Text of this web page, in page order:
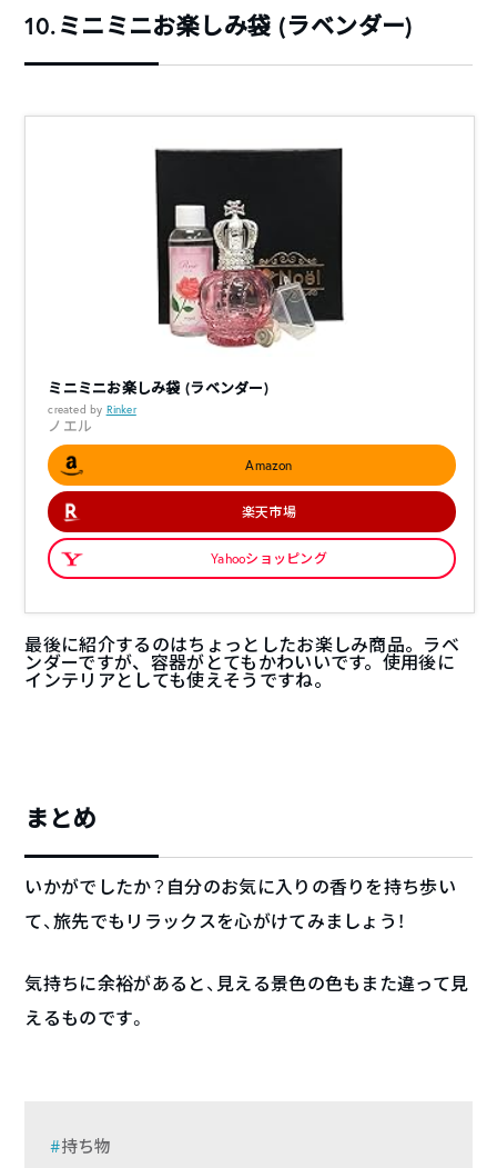
10.ミニミニお楽しみ袋 (ラベンダー)
ミニミニお楽しみ袋 (ラベンダー)
created by Rinker
ノエル
Amazon
楽天市場
Yahooショッピング
最後に紹介するのはちょっとしたお楽しみ商品。ラベ
ンダーですが、容器がとてもかわいいです。使用後に
インテリアとしても使えそうですね。
まとめ
いかがでしたか？自分のお気に入りの香りを持ち歩い
て、旅先でもリラックスを心がけてみましょう！
気持ちに余裕があると、見える景色の色もまた違って見
えるものです。
持ち物